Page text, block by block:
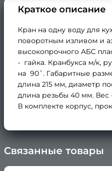
Краткое описание
Кран на одну воду для
поворотным изливом и
высокопрочного АБС
- гайка. Кранбукса м/к,
на 90˚. Габаритные
длина 215 мм, диаметр
длина резьбы 40 мм. Вес
В комплекте корпус,
Связанные товары